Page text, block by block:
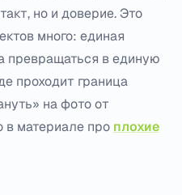
но и доверие. Это
много: единая
превращаться в единую
проходит граница
на фото от
в материале про плохие